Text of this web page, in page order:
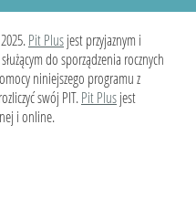
Pit Plusjest przyjaznym i
do sporządzenia rocznych
niniejszego programu z
swój PIT.Pit Plusjest
i online.